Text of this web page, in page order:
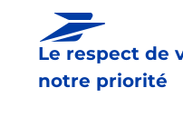
Le respect de
notre priorité